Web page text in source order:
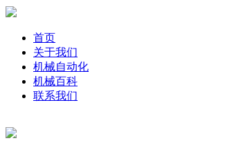
首页
关于我们
机械自动化
机械百科
联系我们